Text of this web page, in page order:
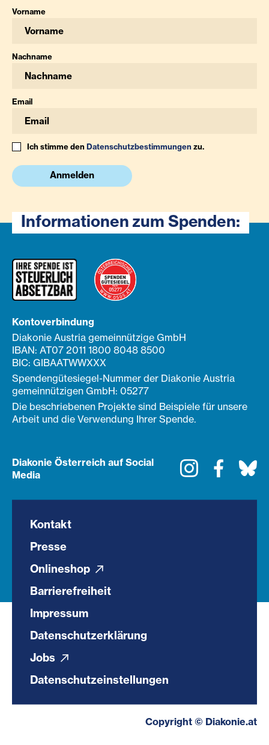
Vorname
Nachname
Email
Ich stimme denDatenschutzbestimmungenzu.
Anmelden
Informationen zum Spenden:
Kontoverbindung
Diakonie Austria gemeinnützige GmbH
IBAN: AT07 2011 1800 8048 8500
BIC: GIBAATWWXXX
Spendengütesiegel-Nummer der Diakonie Austria
gemeinnützigen GmbH: 05277
Die beschriebenen Projekte sind Beispiele für unsere
Arbeit und die Verwendung Ihrer Spende.
Diakonie Österreich auf Social
Media
Instagram
Kontakt
Presse
Onlineshop
Barrierefreiheit
Impressum
Datenschutzerklärung
Jobs
Datenschutzeinstellungen
Copyright © Diakonie.at